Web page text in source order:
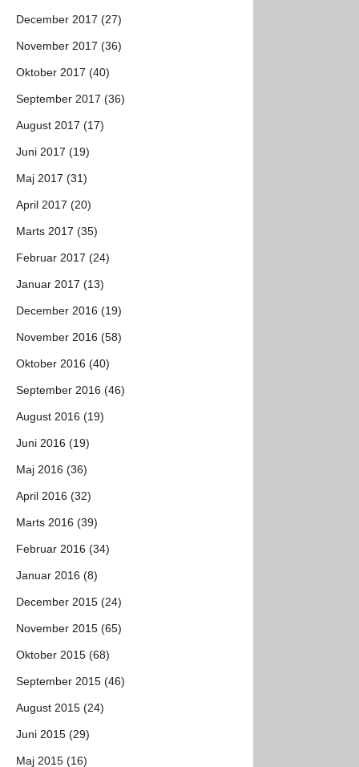
December 2017 (27)
November 2017 (36)
Oktober 2017 (40)
September 2017 (36)
August 2017 (17)
Juni 2017 (19)
Maj 2017 (31)
April 2017 (20)
Marts 2017 (35)
Februar 2017 (24)
Januar 2017 (13)
December 2016 (19)
November 2016 (58)
Oktober 2016 (40)
September 2016 (46)
August 2016 (19)
Juni 2016 (19)
Maj 2016 (36)
April 2016 (32)
Marts 2016 (39)
Februar 2016 (34)
Januar 2016 (8)
December 2015 (24)
November 2015 (65)
Oktober 2015 (68)
September 2015 (46)
August 2015 (24)
Juni 2015 (29)
Maj 2015 (16)